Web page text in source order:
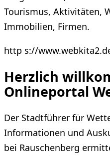
Tourismus, Aktivitäten,
Immobilien, Firmen.
http s://
Herzlich
Onlineportal
Der Stadtführer für
Informationen und
bei Rauschenberg